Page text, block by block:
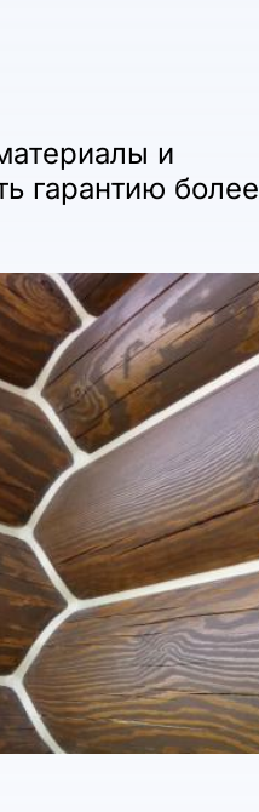
и
гарантию более